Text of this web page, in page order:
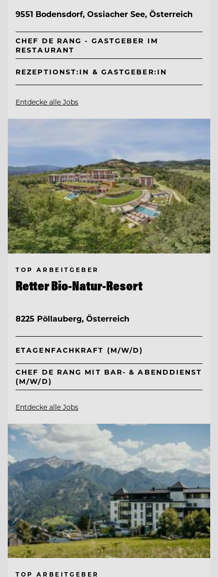
9551 Bodensdorf, Ossiacher See, Österreich
CHEF DE RANG - GASTGEBER IM
RESTAURANT
REZEPTIONST:IN & GASTGEBER:IN
Entdecke alle Jobs
TOP ARBEITGEBER
Retter Bio-Natur-Resort
8225 Pöllauberg, Österreich
ETAGENFACHKRAFT (M/W/D)
CHEF DE RANG MIT BAR- & ABENDDIENST
(M/W/D)
Entdecke alle Jobs
TOP ARBEITGEBER